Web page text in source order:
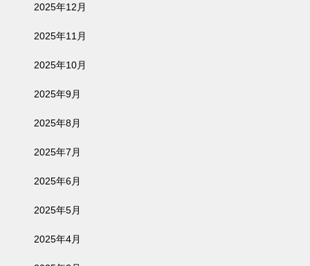
2025年12月
2025年11月
2025年10月
2025年9月
2025年8月
2025年7月
2025年6月
2025年5月
2025年4月